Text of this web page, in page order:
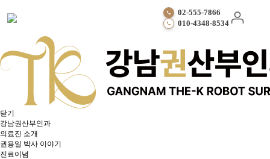
02-555-7866
010-4348-8534
닫기
강남권산부인과
의료진 소개
권용일 박사 이야기
진료이념
Chief Medical Director
공지사항
강남권산부인과 확장 이전 2월 9일 오픈❤️
강남권산부인과
작성일